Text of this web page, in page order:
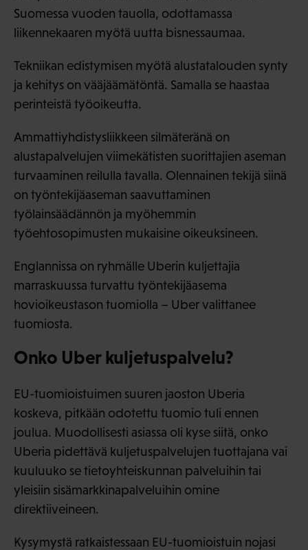
Suomessa vuoden tauolla, odottamassa
liikennekaaren myötä uutta bisnessaumaa.
Tekniikan edistymisen myötä alustatalouden synty
ja kehitys on vääjäämätöntä. Samalla se haastaa
perinteistä työoikeutta.
Ammattiyhdistysliikkeen silmäteränä on
alustapalvelujen viimekätisten suorittajien aseman
turvaaminen reilulla tavalla. Olennainen tekijä siinä
on työntekijäaseman saavuttaminen
työlainsäädännön ja myöhemmin
työehtosopimusten mukaisine oikeuksineen.
Englannissa on ryhmälle Uberin kuljettajia
marraskuussa turvattu työntekijäasema
hovioikeustason tuomiolla – Uber valittanee
tuomiosta.
Onko Uber kuljetuspalvelu?
EU-tuomioistuimen suuren jaoston Uberia
koskeva, pitkään odotettu tuomio tuli ennen
joulua. Muodollisesti asiassa oli kyse siitä, onko
Uberia pidettävä kuljetuspalvelujen tuottajana vai
kuuluuko se tietoyhteiskunnan palveluihin tai
yleisiin sisämarkkinapalveluihin omine
direktiiveineen.
Kysymystä ratkaistessaan EU-tuomioistuin nojasi